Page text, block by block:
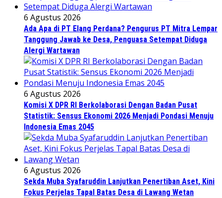
6 Agustus 2026
Ada Apa di PT Elang Perdana? Pengurus PT Mitra Lempar
Tanggung Jawab ke Desa, Penguasa Setempat Diduga
Alergi Wartawan
6 Agustus 2026
Komisi X DPR RI Berkolaborasi Dengan Badan Pusat
Statistik: Sensus Ekonomi 2026 Menjadi Pondasi Menuju
Indonesia Emas 2045
6 Agustus 2026
Sekda Muba Syafaruddin Lanjutkan Penertiban Aset, Kini
Fokus Perjelas Tapal Batas Desa di Lawang Wetan